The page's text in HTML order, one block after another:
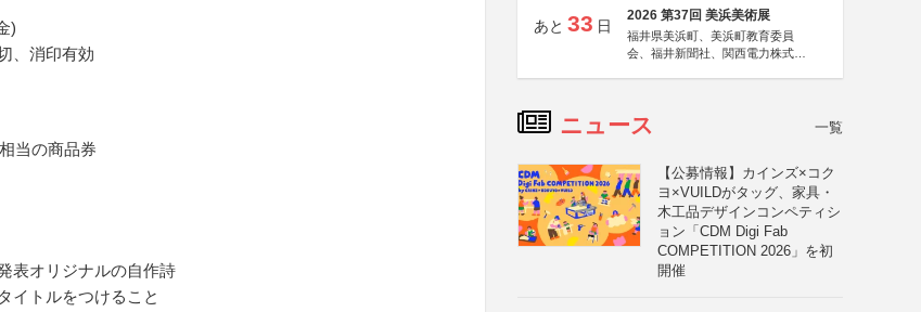
)
、消印有効
当の商品券
表オリジナルの自作詩
イトルをつけること
あと 33 日
2026 第37回 美浜美術展
福井県美浜町、美浜町教育委員
会、福井新聞社、関西電力株式会
ニュース 一覧
【公募情報】カインズ×コク
ヨ×VUILDがタッグ、家具・
木工品デザインコンペティシ
ョン「CDM Digi Fab
COMPETITION 2026」を初
開催